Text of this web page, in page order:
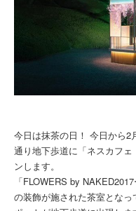
今日は抹茶の日！ 今日から2
通り地下歩道に「ネスカフ
ンします。
「FLOWERS by
の装飾が施された茶室とな